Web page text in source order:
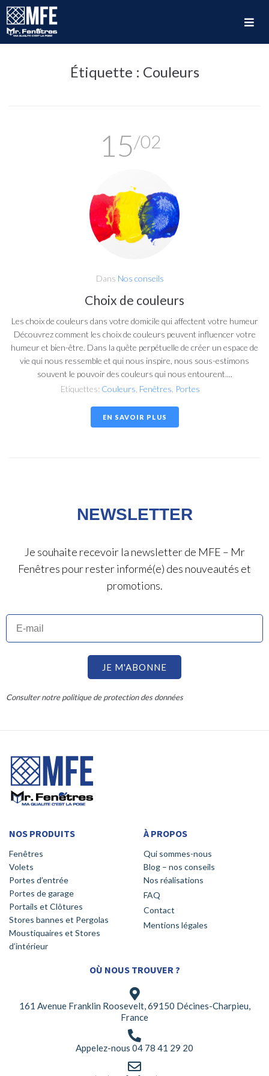
Étiquette : Couleurs
15/02
Dans Nos conseils
Choix de couleurs
Les choix de couleurs dans votre domicile qui affectent votre humeur
Découvrez comment les choix de couleurs peuvent influencer votre
humeur et bien-être. Dans la quête perpétuelle de créer un espace de
vie qui nous ressemble et qui nous inspire, nous sous-estimons
souvent le pouvoir des couleurs qui nous entourent....
Etiquettes: Couleurs Fenêtres Portes
EN SAVOIR PLUS
NEWSLETTER
Je souhaite recevoir la newsletter de MFE – Mr
Fenêtres pour rester informé(e) des nouveautés et
promotions.
JE M'ABONNE
Consulter notre politique de protection des données
NOS PRODUITS
Fenêtres
Volets
Portes d’entrée
Portes de garage
Portails et Clôtures
Stores bannes et Pergolas
Moustiquaires et Stores
d’intérieur
À PROPOS
Qui sommes-nous
Blog – nos conseils
Nos réalisations
FAQ
Contact
Mentions légales
OÙ NOUS TROUVER ?
161 Avenue Franklin Roosevelt, 69150 Décines-Charpieu,
France
Appelez-nous 04 78 41 29 20